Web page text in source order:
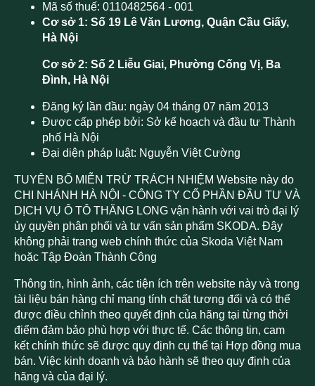
Mã số thuế: 0110482564 - 001
Cơ sở 1: Số 19 Lê Văn Lương, Quận Cầu Giấy,
Hà Nội
Cơ sở 2: Số 2 Liễu Giai, Phường Cống Vị, Ba
Đình, Hà Nội
Đăng ký lần đầu: ngày 04 tháng 07 năm 2013
Được cấp phép bởi: Sở kế hoạch và đầu tư Thành
phố Hà Nội
Đại diện pháp luật: Nguyễn Việt Cường
TUYÊN BỐ MIỄN TRỪ TRÁCH NHIỆM Website này do
CHI NHÁNH HÀ NỘI - CÔNG TY CỔ PHẦN ĐẦU TƯ VÀ
DỊCH VỤ Ô TÔ THĂNG LONG vận hành với vai trò đại lý
ủy quyền phân phối và tư vấn sản phẩm SKODA. Đây
không phải trang web chính thức của Skoda Việt Nam
hoặc Tập Đoàn Thành Công
Thông tin, hình ảnh, các tiện ích trên website này và trong
tài liệu bán hàng chỉ mang tính chất tương đối và có thể
được điều chỉnh theo quyết định của hãng tại từng thời
điểm đảm bảo phù hợp với thực tế. Các thông tin, cam
kết chính thức sẽ được quy định cụ thể tại Hợp đồng mua
bán. Việc kinh doanh và bảo hành sẽ theo quy định của
hãng và của đại lý.